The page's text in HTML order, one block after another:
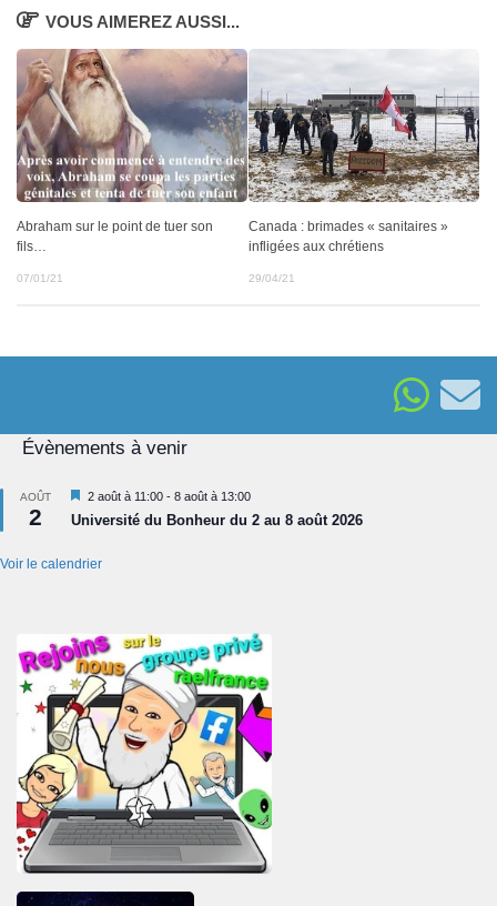
VOUS AIMEREZ AUSSI...
Abraham sur le point de tuer son
fils…
07/01/21
Canada : brimades « sanitaires »
infligées aux chrétiens
29/04/21
Évènements à venir
AOÛT
2
Mis
en
avant
2 août à 11:00 - 8 août à 13:00
Université du Bonheur du 2 au 8 août 2026
Voir le calendrier